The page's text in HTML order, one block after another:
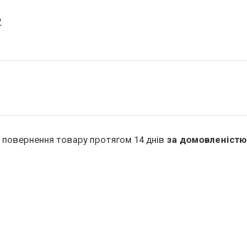
повернення товару протягом 14 днів за домовленістю